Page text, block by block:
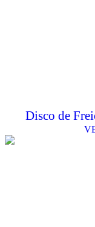
Disco de